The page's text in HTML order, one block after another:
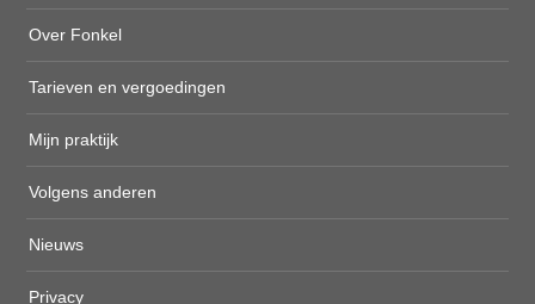
Over Fonkel
Tarieven en vergoedingen
Mijn praktijk
Volgens anderen
Nieuws
Privacy